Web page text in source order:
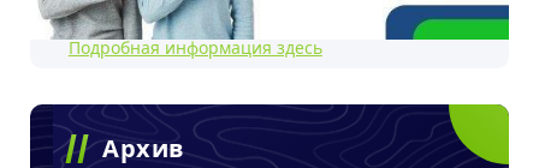
Подробная информация здесь
Архив